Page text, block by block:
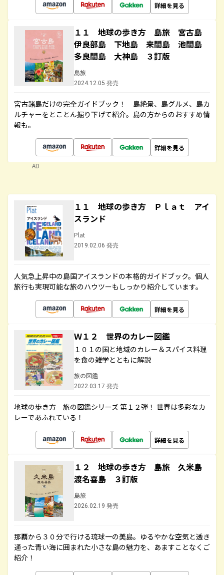
詳細を見る
１１ 地球の歩き方 島旅 宮古島
伊良部島 下地島 来間島 池間島
多良間島 大神島 ３訂版
島旅
2024.12.05 発売
宮古諸島だけの完全ガイドブック！ 島絶景、島グルメ、島カ
ルチャーをとことん掘り下げて紹介。島の方からのおすすめ情
報も。
詳細を見る
AD
１１ 地球の歩き方 Ｐｌａｔ アイ
スランド
Plat
2019.02.06 発売
人気急上昇中の島国アイスランドの本格的ガイドブック。個人
旅行も実現可能な旅のハウツーもしっかり紹介しています。
詳細を見る
Ｗ１２ 世界のカレー図鑑
１０１の国と地域のカレー＆スパイス料理
を食の雑学とともに解説
旅の図鑑
2022.03.17 発売
地球の歩き方 旅の図鑑シリーズ 第１２弾！ 世界は多彩なカ
レーであふれている！
詳細を見る
１２ 地球の歩き方 島旅 久米島
渡名喜島 ３訂版
島旅
2026.02.19 発売
那覇から３０分で行ける琉球一の美島。ゆるやかな空気と透き
通った青い海に囲まれた小さな島の魅力を、あますことなくご
紹介！